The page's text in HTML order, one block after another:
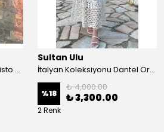
Karpuz Kol Bel Dekolteli Fisto Uzun Elbise - Beyaz
Sultan Ulu
İtalyan Koleksiyonu Dantel Örgü Maxi Elbise - Krem
%18
₺ 4,000.00
₺ 3,300.00
2 Renk